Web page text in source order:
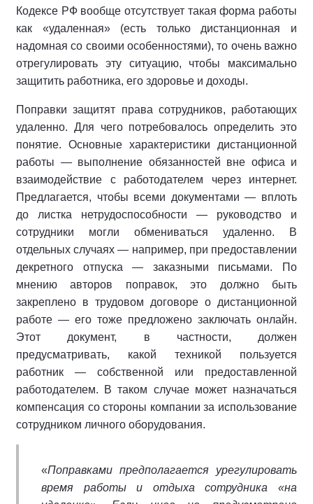
Кодексе РФ вообще отсутствует такая форма работы
как «удаленная» (есть только дистанционная и
надомная со своими особенностями), то очень важно
отрегулировать эту ситуацию, чтобы максимально
защитить работника, его здоровье и доходы.
Поправки защитят права сотрудников, работающих
удаленно. Для чего потребовалось определить это
понятие. Основные характеристики дистанционной
работы — выполнение обязанностей вне офиса и
взаимодействие с работодателем через интернет.
Предлагается, чтобы всеми документами — вплоть
до листка нетрудоспособности — руководство и
сотрудники могли обмениваться удаленно. В
отдельных случаях — например, при предоставлении
декретного отпуска — заказными письмами. По
мнению авторов поправок, это должно быть
закреплено в трудовом договоре о дистанционной
работе — его тоже предложено заключать онлайн.
Этот документ, в частности, должен
предусматривать, какой техникой пользуется
работник — собственной или предоставленной
работодателем. В таком случае может назначаться
компенсация со стороны компании за использование
сотрудником личного оборудования.
«Поправками предполагается урегулировать
время работы и отдыха сотрудника «на